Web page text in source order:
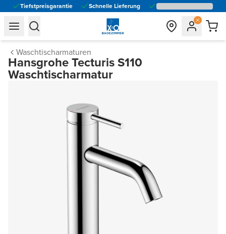
Tiefstpreisgarantie Schnelle Lieferung
general.navigation.toggle_menu.label
general.navigation.toggle_menu.label
Waschtischarmaturen
Hansgrohe Tecturis S110
Waschtischarmatur